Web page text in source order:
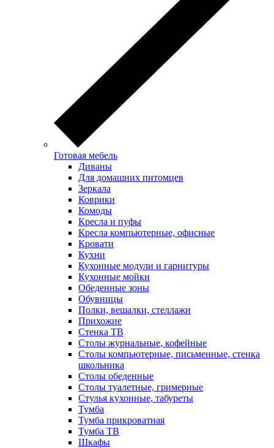
Готовая мебель
Диваны
Для домашних питомцев
Зеркала
Коврики
Комоды
Кресла и пуфы
Кресла компьютерные, офисные
Кровати
Кухни
Кухонные модули и гарнитуры
Кухонные мойки
Обеденные зоны
Обувницы
Полки, вешалки, стеллажи
Прихожие
Стенка ТВ
Столы журнальные, кофейные
Столы компьютерные, письменные, стенка
школьника
Столы обеденные
Столы туалетные, гримерные
Стулья кухонные, табуреты
Тумба
Тумба прикроватная
Тумба ТВ
Шкафы